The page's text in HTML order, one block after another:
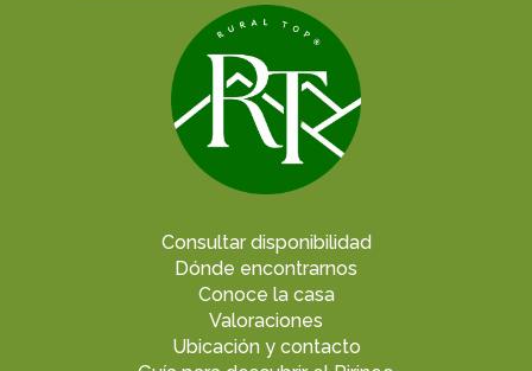
Consultar disponibilidad
Dónde encontrarnos
Conoce la casa
Valoraciones
Ubicación y contacto